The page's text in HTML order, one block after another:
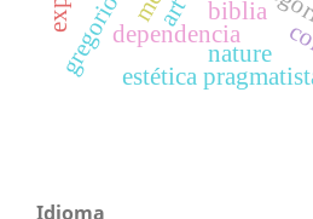
biblia
dependencia
art
nature
estética
Idioma